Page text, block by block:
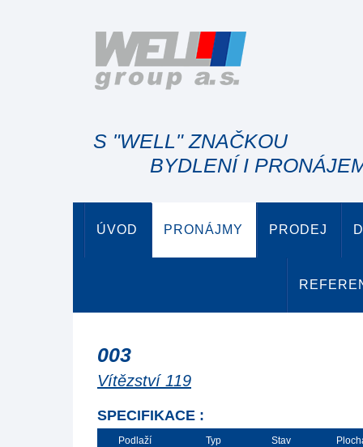
S "WELL" ZNAČKOU
BYDLENÍ I
ÚVOD PRONÁJMY PRODEJ
003
Vítězství 119
SPECIFIKACE :
Podlaží Typ Stav